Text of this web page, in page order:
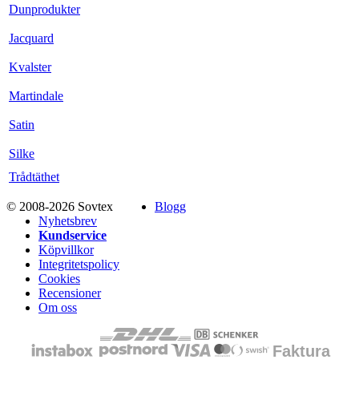
Dunprodukter
Jacquard
Kvalster
Martindale
Satin
Silke
Trådtäthet
© 2008-2026 Sovtex
Blogg
Nyhetsbrev
Kundservice
Köpvillkor
Integritetspolicy
Cookies
Recensioner
Om oss